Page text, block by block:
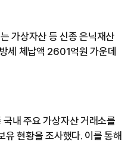
가상자산 등 신종 은닉재산
세 체납액 2601억원 가운데
국내 주요 가상자산 거래소를
유 현황을 조사했다. 이를 통해